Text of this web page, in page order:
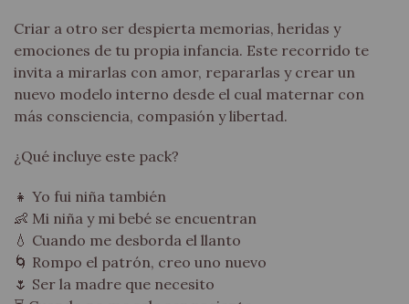
Criar a otro ser despierta memorias, heridas y
emociones de tu propia infancia. Este recorrido te
invita a mirarlas con amor, repararlas y crear un
nuevo modelo interno desde el cual maternar con
más consciencia, compasión y libertad.
¿Qué incluye este pack?
👧 Yo fui niña también
👶 Mi niña y mi bebé se encuentran
💧 Cuando me desborda el llanto
🌀 Rompo el patrón, creo uno nuevo
🌷 Ser la madre que necesito